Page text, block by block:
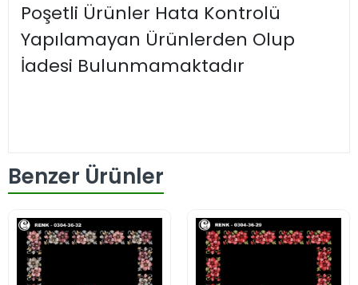
Poşetli Ürünler Hata Kontrolü
Yapılamayan Ürünlerden Olup
İadesi Bulunmamaktadır
Benzer Ürünler